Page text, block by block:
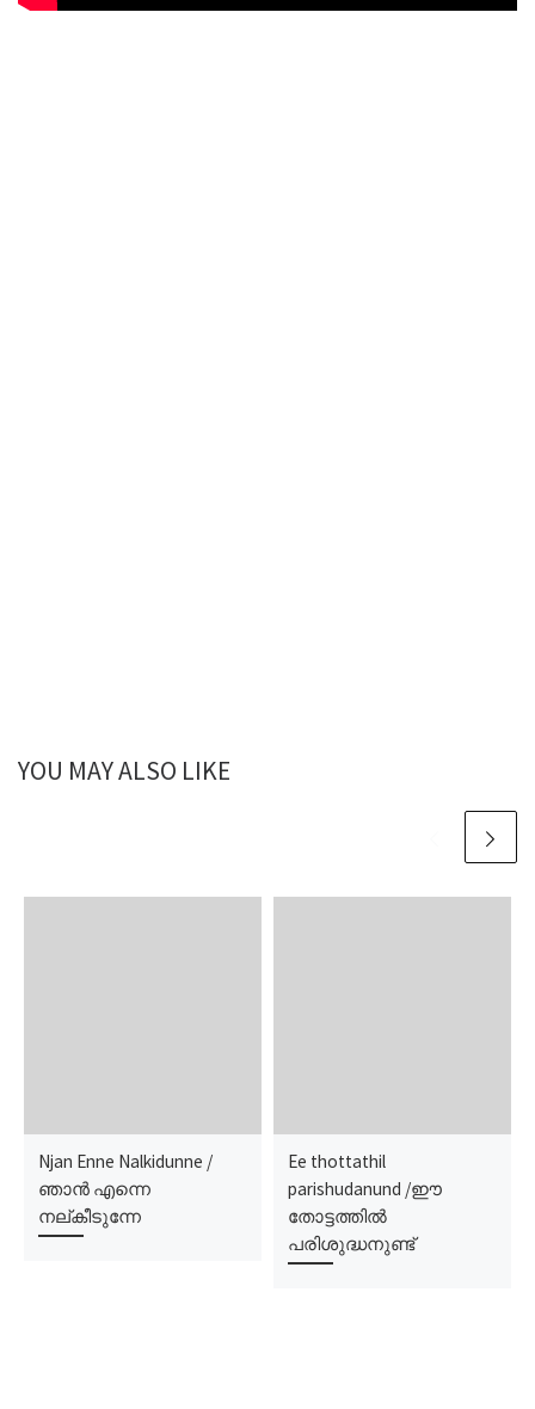
YOU MAY ALSO LIKE
Njan Enne Nalkidunne /
ഞാൻ എന്നെ
നല്കീടുന്നേ
Ee thottathil
parishudanund /ഈ
തോട്ടത്തില്‍
പരിശുദ്ധനുണ്ട്